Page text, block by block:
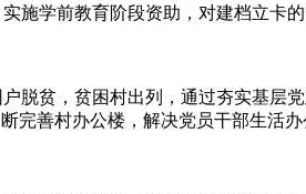
施学前教育阶段资助，对建档立卡
贫，贫困村出列，通过夯实基层
善村办公楼，解决党员干部生活办